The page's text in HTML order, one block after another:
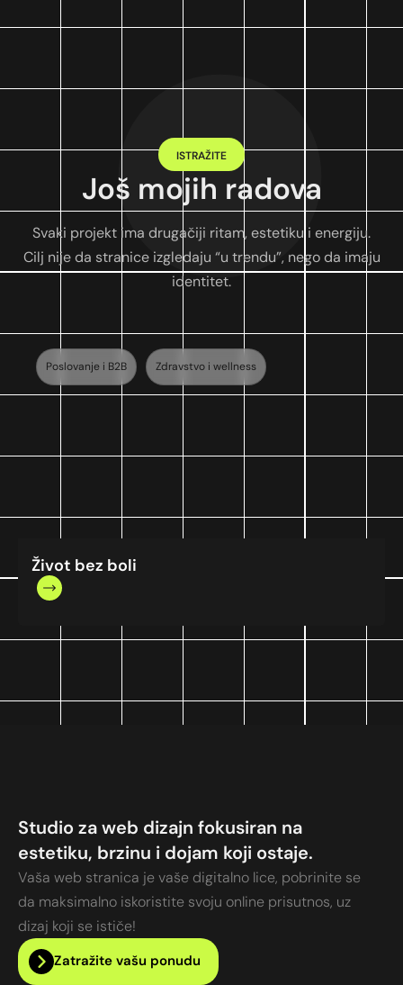
ISTRAŽITE
Još mojih radova
Svaki projekt ima drugačiji ritam, estetiku i energiju.
Cilj nije da stranice izgledaju “u trendu”, nego da imaju
identitet.
Poslovanje i B2B Zdravstvo i wellness
Život bez boli
Studio za web dizajn fokusiran na
estetiku, brzinu i dojam koji ostaje.
Vaša web stranica je vaše digitalno lice, pobrinite se
da maksimalno iskoristite svoju online prisutnos, uz
dizaj koji se ističe!
Zatražite vašu ponudu